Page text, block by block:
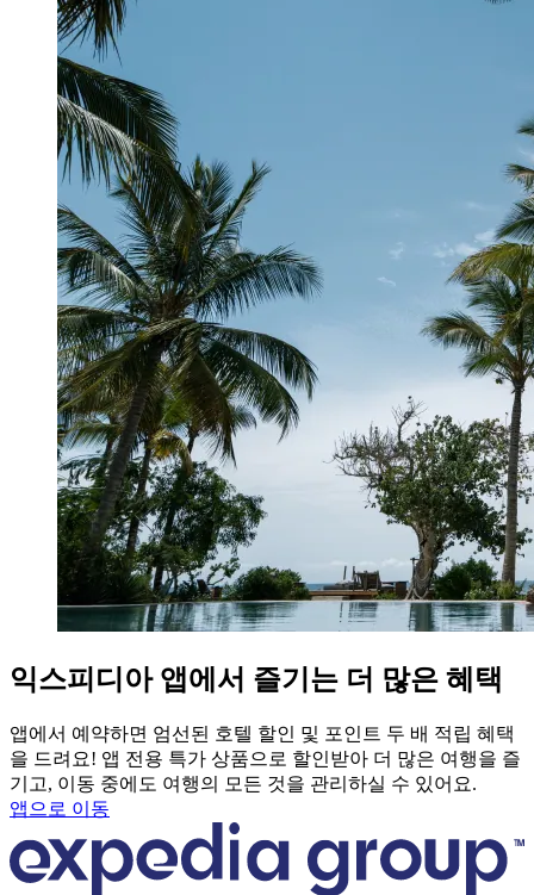
익스피디아 앱에서 즐기는 더 많은 혜택
앱에서 예약하면 엄선된 호텔 할인 및 포인트 두 배 적립 혜택
을 드려요! 앱 전용 특가 상품으로 할인받아 더 많은 여행을 즐
기고, 이동 중에도 여행의 모든 것을 관리하실 수 있어요.
앱으로 이동